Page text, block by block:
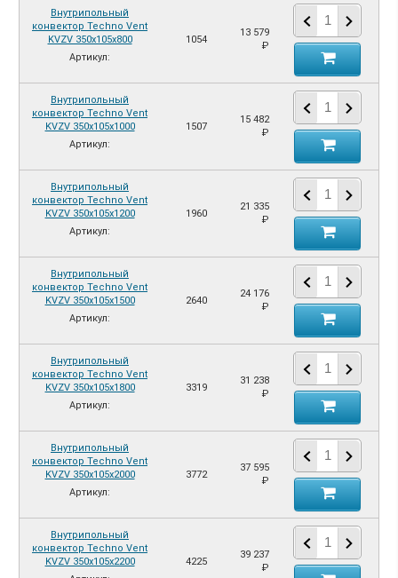
Внутрипольный
конвектор Techno Vent
KVZV 350х105х800
Артикул:
1054
13 579
₽
Внутрипольный
конвектор Techno Vent
KVZV 350х105х1000
Артикул:
1507
15 482
₽
Внутрипольный
конвектор Techno Vent
KVZV 350х105х1200
Артикул:
1960
21 335
₽
Внутрипольный
конвектор Techno Vent
KVZV 350х105х1500
Артикул:
2640
24 176
₽
Внутрипольный
конвектор Techno Vent
KVZV 350х105х1800
Артикул:
3319
31 238
₽
Внутрипольный
конвектор Techno Vent
KVZV 350х105х2000
Артикул:
3772
37 595
₽
Внутрипольный
конвектор Techno Vent
KVZV 350х105х2200
4225
39 237
₽